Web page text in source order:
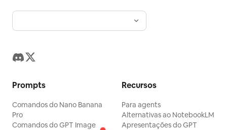
Prompts
Comandos do Nano Banana
Pro
Comandos do GPT Image
Recursos
Para agents
Alternativas ao NotebookLM
Apresentações do GPT